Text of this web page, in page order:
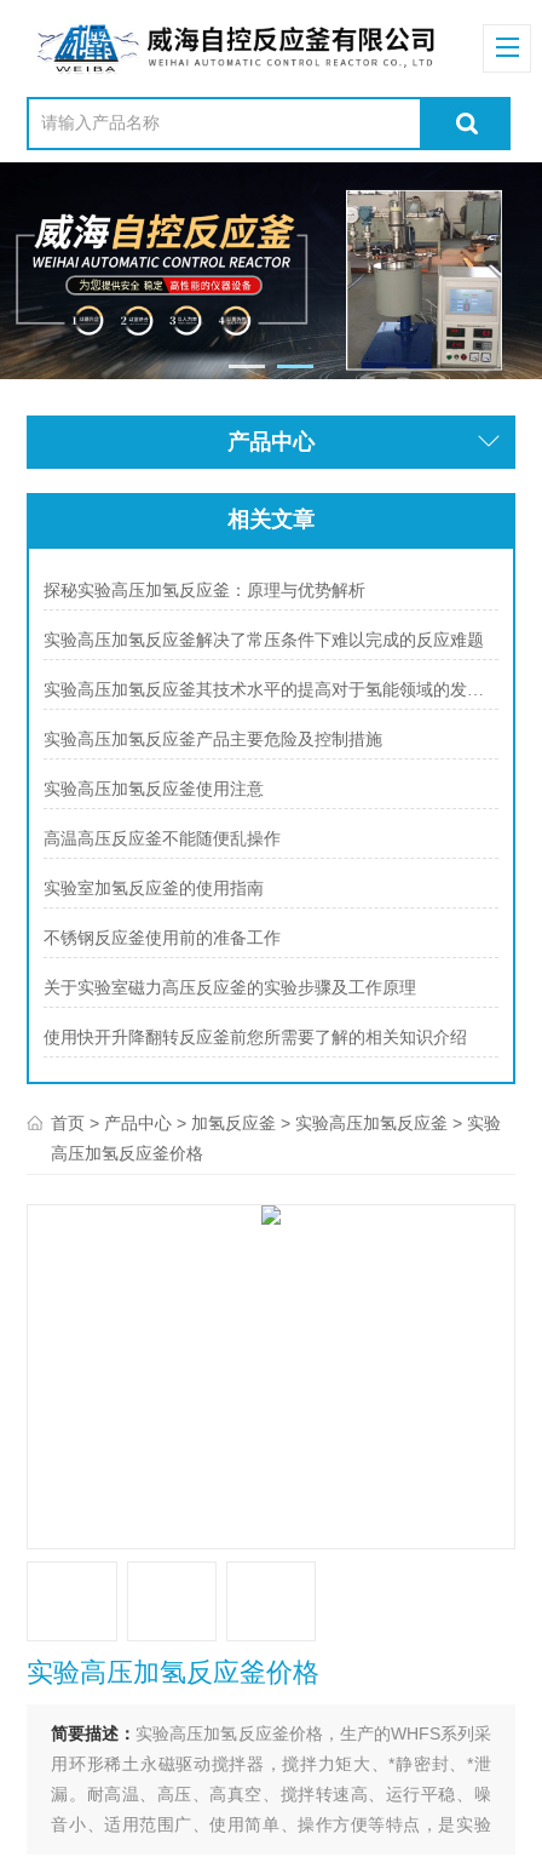
产品中心
相关文章
探秘实验高压加氢反应釜：原理与优势解析
实验高压加氢反应釜解决了常压条件下难以完成的反应难题
实验高压加氢反应釜其技术水平的提高对于氢能领域的发展具有重要意义
实验高压加氢反应釜产品主要危险及控制措施
实验高压加氢反应釜使用注意
高温高压反应釜不能随便乱操作
实验室加氢反应釜的使用指南
不锈钢反应釜使用前的准备工作
关于实验室磁力高压反应釜的实验步骤及工作原理
使用快开升降翻转反应釜前您所需要了解的相关知识介绍
首页 > 产品中心 > 加氢反应釜 > 实验高压加氢反应釜 > 实验
高压加氢反应釜价格
实验高压加氢反应釜价格
简要描述： 实验高压加氢反应釜价格，生产的WHFS系列采
用环形稀土永磁驱动搅拌器，搅拌力矩大、*静密封、*泄
漏。耐高温、高压、高真空、搅拌转速高、运行平稳、噪
音小、适用范围广、使用简单、操作方便等特点，是实验